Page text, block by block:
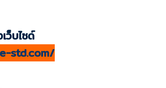
ว็บไซด์
std.com/